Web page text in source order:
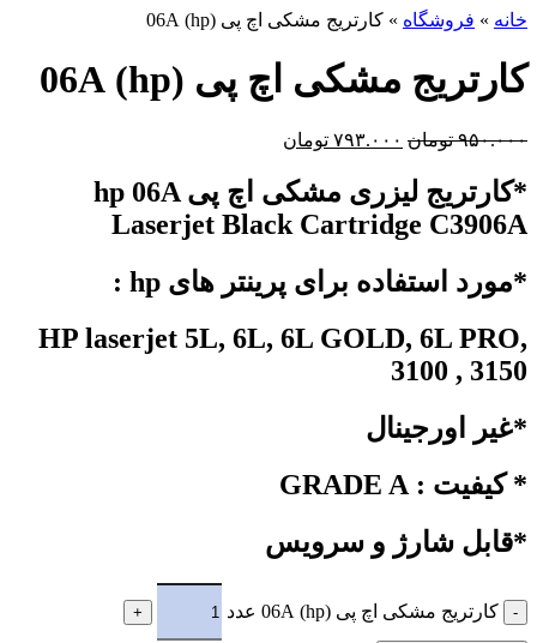
خانه » فروشگاه » کارتریج مشکی اچ پی (hp) 06A
کارتریج مشکی اچ پی (hp) 06A
۹۵۰.۰۰۰ تومان ۷۹۳.۰۰۰ تومان
*کارتریج لیزری مشکی اچ پی hp 06A
Laserjet Black Cartridge C3906A
*مورد استفاده برای پرینتر های hp :
HP laserjet 5L, 6L, 6L GOLD, 6L PRO,
3100 , 3150
*غیر اورجینال
* کیفیت : GRADE A
*قابل شارژ و سرویس
کارتریج مشکی اچ پی (hp) 06A عدد